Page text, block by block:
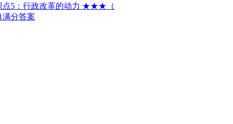
点5：行政改革的动力 ★★★（
满分答案